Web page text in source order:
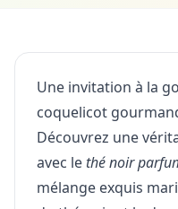
Une invitation à la
coquelicot
Découvrez une
avec le thé noir
mélange exquis